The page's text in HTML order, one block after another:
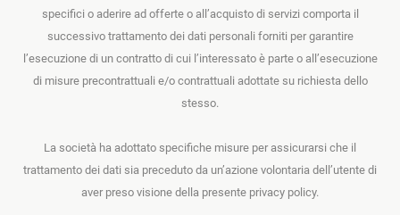
specifici o aderire ad offerte o all’acquisto di servizi comporta il
successivo trattamento dei dati personali forniti per garantire
l’esecuzione di un contratto di cui l’interessato è parte o all’esecuzione
di misure precontrattuali e/o contrattuali adottate su richiesta dello
stesso.
La società ha adottato specifiche misure per assicurarsi che il
trattamento dei dati sia preceduto da un’azione volontaria dell’utente di
aver preso visione della presente privacy policy.